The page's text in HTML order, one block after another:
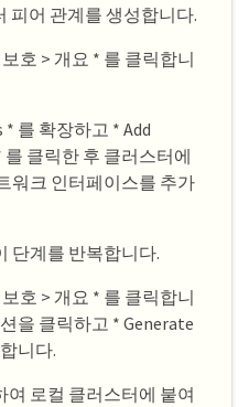
피어 관계를 생성합니다.
호 > 개요 * 를 클릭합니
를 확장하고 * Add
클릭한 후 클러스터에
워크 인터페이스를 추가
단계를 반복합니다.
호 > 개요 * 를 클릭합니
을 클릭하고 * Generate
니다.
로컬 클러스터에 붙여